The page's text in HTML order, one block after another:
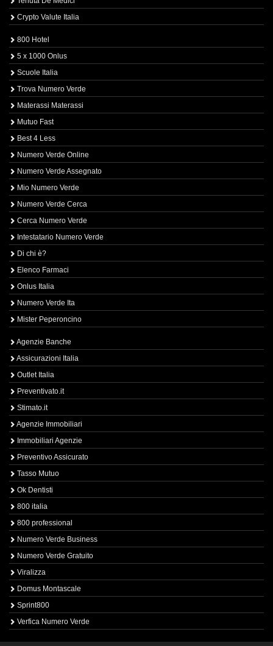
Crypto Valute Italia
800 Hotel
5 x 1000 Onlus
Scuole Italia
Trova Numero Verde
Materassi Materassi
Mutuo Fast
Best 4 Less
Numero Verde Online
Numero Verde Assegnato
Mio Numero Verde
Numero Verde Cerca
Cerca Numero Verde
Intestatario Numero Verde
Di chi è?
Elenco Farmaci
Onlus Italia
Numero Verde Ita
Mister Peperoncino
Agenzie Banche
Assicurazioni Italia
Outlet Italia
Preventivato.it
Stimato.it
Agenzie Immobiliari
Immobiliari Agenzie
Preventivo Assicurato
Tasso Mutuo
Ok Dentisti
800 italia
800 professional
Numero Verde Business
Numero Verde Gratuito
Viralizza
Domus Montascale
Sprint800
Verfica Numero Verde